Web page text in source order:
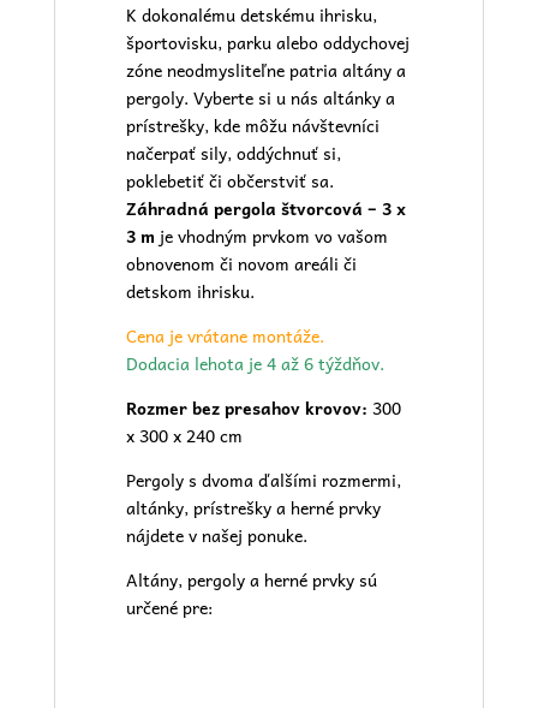
K dokonalémudetskému ihrisku,
športovisku, parku alebo oddychovej
zóne neodmysliteľne patria altány a
pergoly. Vyberte si u nás altánky a
prístrešky, kde môžu návštevníci
načerpať sily, oddýchnuť si,
poklebetiť či občerstviť sa.
Záhradná pergola štvorcová – 3 x
3 m je vhodným prvkom vo vašom
obnovenom či novom areáli či
detskom ihrisku.
Cena je vrátane montáže.
Dodacia lehota je 4 až 6 týždňov.
Rozmer bez presahov krovov: 300
x 300 x 240 cm
Pergoly s dvoma ďalšími rozmermi,
altánky, prístrešky a herné prvky
nájdete v našejponuke.
Altány, pergoly a herné prvky sú
určené pre: